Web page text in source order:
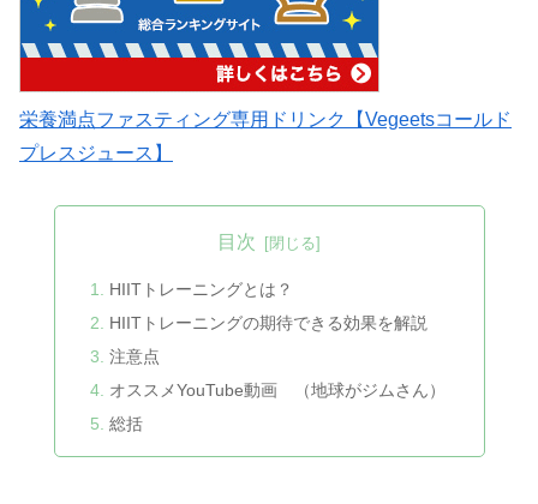
栄養満点ファスティング専用ドリンク【Vegeetsコールド
プレスジュース】
目次
HIITトレーニングとは？
HIITトレーニングの期待できる効果を解説
注意点
オススメYouTube動画 （地球がジムさん）
総括